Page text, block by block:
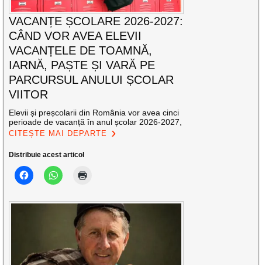
VACANȚE ȘCOLARE 2026-2027:
CÂND VOR AVEA ELEVII
VACANȚELE DE TOAMNĂ,
IARNĂ, PAȘTE ȘI VARĂ PE
PARCURSUL ANULUI ȘCOLAR
VIITOR
Elevii și preșcolarii din România vor avea cinci
perioade de vacanță în anul școlar 2026-2027,
CITEȘTE MAI DEPARTE
Distribuie acest articol